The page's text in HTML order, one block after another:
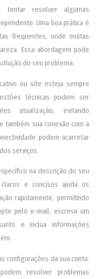
tentar resolver algumas
Uma boa prática é
frequentes, onde muitas
Essa abordagem pode
do seu problema.
ou site esteja sempre
técnicas podem ser
atualização, evitando
também sua conexão com a
podem acarretar
serviços.
na descrição do seu
e concisos ajuda os
rapidamente, permitindo
pelo e-mail, escreva um
e inclua informações
configurações da sua conta.
resolver problemas